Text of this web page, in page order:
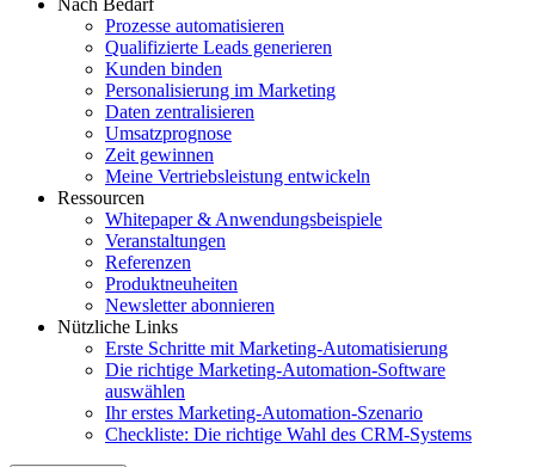
Prozesse automatisieren
Qualifizierte Leads generieren
Kunden binden
Personalisierung im Marketing
Daten zentralisieren
Umsatzprognose
Zeit gewinnen
Meine Vertriebsleistung entwickeln
Ressourcen
Whitepaper & Anwendungsbeispiele
Veranstaltungen
Referenzen
Produktneuheiten
Newsletter abonnieren
Nützliche Links
Erste Schritte mit Marketing-Automatisierung
Die richtige Marketing-Automation-Software
auswählen
Ihr erstes Marketing-Automation-Szenario
Checkliste: Die richtige Wahl des CRM-Systems